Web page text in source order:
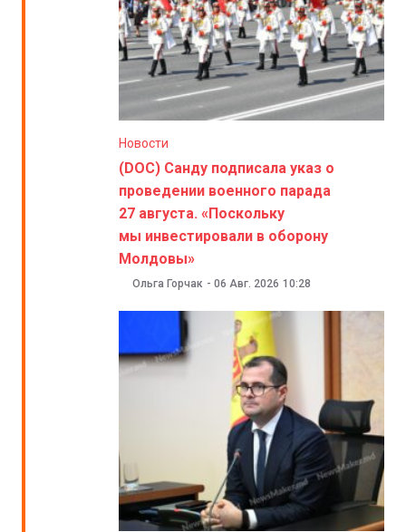
Новости
(DOC) Санду подписала указ о
проведении военного парада
27 августа. «Поскольку
мы инвестировали в оборону
Молдовы»
Ольга Горчак - 06 Авг. 2026 10:28